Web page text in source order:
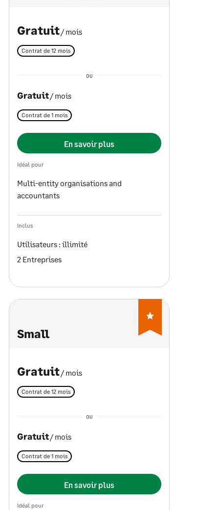
Gratuit/ mois
Contrat de 12 mois
OU
Gratuit/ mois
Contrat de 1 mois
En savoir plus
Idéal pour
Multi-entity organisations and
accountants
Inclus
Utilisateurs : illimité
2 Entreprises
Small
Gratuit/ mois
Contrat de 12 mois
OU
Gratuit/ mois
Contrat de 1 mois
En savoir plus
Idéal pour